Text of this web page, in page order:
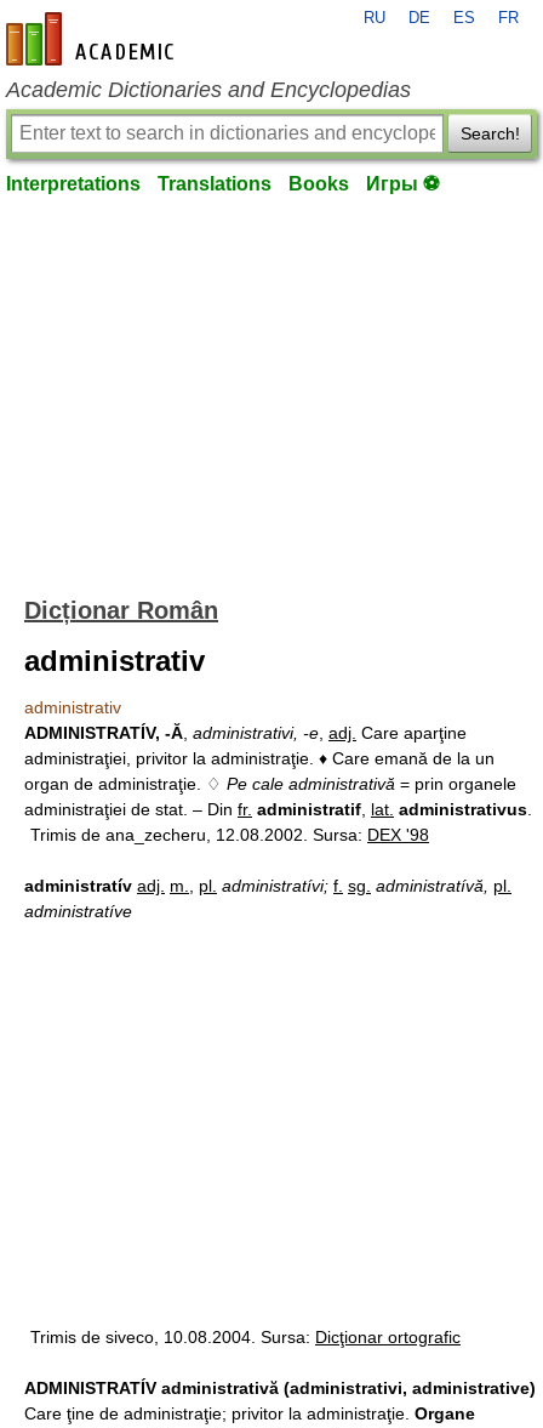
en-academic.com
RU DE ES FR
Academic Dictionaries and Encyclopedias
Search!
Interpretations Translations Books Игры ⚽
Dicționar Român
administrativ
administrativ
ADMINISTRATÍV, -Ă administrativi, -e adj. Care aparţine
administraţiei, privitor la administraţie. ♦ Care emană de la un
organ de administraţie. ♢ Pe cale administrativă = prin organele
administraţiei de stat. – Din fr. administratif lat. administrativus
Trimis de ana_zecheru, 12.08.2002. Sursa: DEX '98
administratív adj. m. pl. administratívi; f. sg. administratívă,
pl.
administratíve
Trimis de siveco, 10.08.2004. Sursa: Dicţionar ortografic
ADMINISTRATÍV administrativă (administrativi, administrative)
Care ţine de administraţie; privitor la administraţie. Organe